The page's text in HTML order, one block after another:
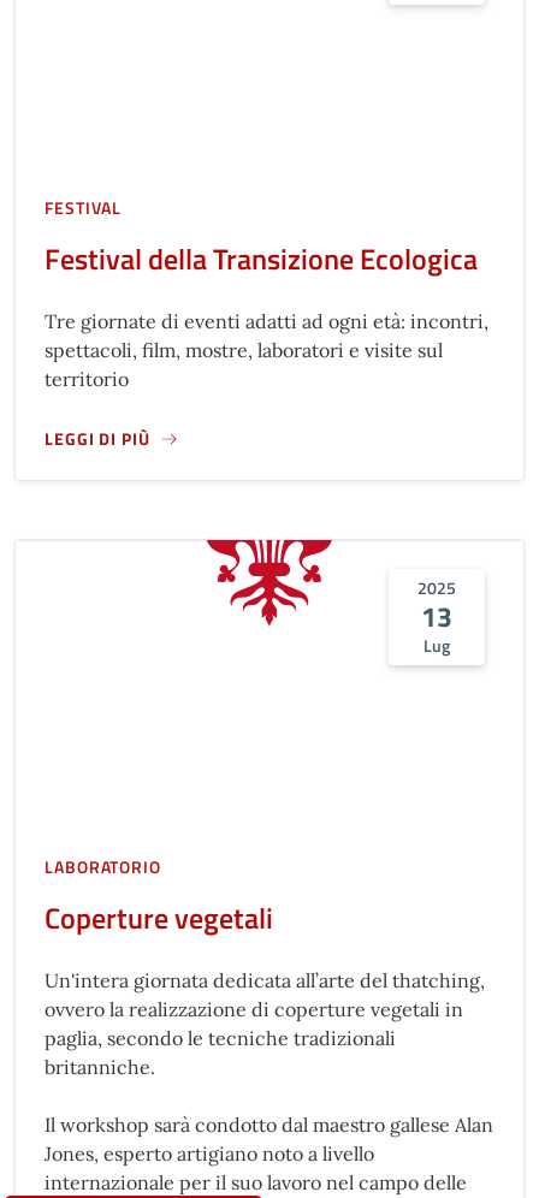
FESTIVAL
Festival della Transizione Ecologica
Tre giornate di eventi adatti ad ogni età: incontri,
spettacoli, film, mostre, laboratori e visite sul
territorio
LEGGI DI PIÙ
A PROPOSITO DI FESTIVAL DELLA TRANSIZIONE ECOLOGICA
2025
13
Lug
LABORATORIO
Coperture vegetali
Un'intera giornata dedicata all’arte del thatching,
ovvero la realizzazione di coperture vegetali in
paglia, secondo le tecniche tradizionali
britanniche.
Il workshop sarà condotto dal maestro gallese Alan
Jones, esperto artigiano noto a livello
internazionale per il suo lavoro nel campo delle